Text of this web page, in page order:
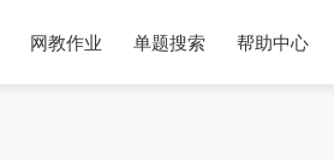
网教作业 单题搜索 帮助中心